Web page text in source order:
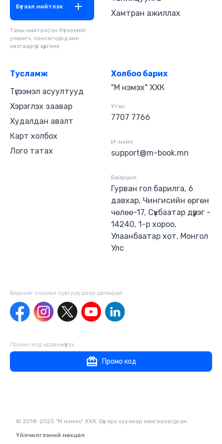
Бүтээл нийтлэх
Таны нийтэлсэн бүтээлийг
уншигч, сонсогчдод хил
хязгааргүй хүргэнэ
Хамтран ажиллах
Тусламж
Түгээмэл асуултууд
Хэрэглэх заавар
Худалдан авалт
Карт холбох
Лого татах
Холбоо барих
"М нэмэх" ХХК
Утас:
7707 7766
И-мэйл:
support@m-book.mn
Байршил:
Гурван гол барилга, 6
давхар, Чингисийн өргөн
чөлөө-17, Сүхбаатар дүүрэг -
14240, 1-р хороо,
Улаанбаатар хот, Монгол
Улс
Биднийг сошиал сувгууд дээр дагаaрай
Промо код идэвхжүүлэх
Промо код
© 2018-2025 "М нэмэх" ХХК. Бүх эрх хуулиар хамгаалагдсан.
Үйлчилгээний нөхцөл